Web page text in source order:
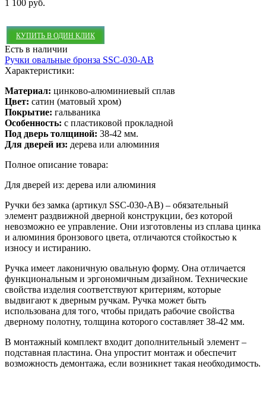
1 100 руб.
КУПИТЬ В ОДИН КЛИК
Есть в наличии
Ручки овальные бронза SSC-030-AB
Характеристики:
Материал: цинково-алюминиевый сплав
Цвет: сатин (матовый хром)
Покрытие: гальваника
Особенность: с пластиковой прокладной
Под дверь толщиной: 38-42 мм.
Для дверей из: дерева или алюминия
Полное описание товара:
Для дверей из: дерева или алюминия
Ручки без замка (артикул SSC-030-AB) – обязательный
элемент раздвижной дверной конструкции, без которой
невозможно ее управление. Они изготовлены из сплава цинка
и алюминия бронзового цвета, отличаются стойкостью к
износу и истиранию.
Ручка имеет лаконичную овальную форму. Она отличается
функциональным и эргономичным дизайном. Технические
свойства изделия соответствуют критериям, которые
выдвигают к дверным ручкам. Ручка может быть
использована для того, чтобы придать рабочие свойства
дверному полотну, толщина которого составляет 38-42 мм.
В монтажный комплект входит дополнительный элемент –
подставная пластина. Она упростит монтаж и обеспечит
возможность демонтажа, если возникнет такая необходимость.